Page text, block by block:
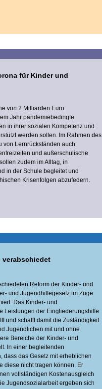
für Kinder und
von 2 Milliarden Euro
Jahr pandemiebedingte
in ihrer sozialen Kompetenz und
werden sollen. Im Rahmen des
von Lernrückständen auch
und außerschulische
zudem im Alltag, in
in der Schule begleitet und
Krisenfolgen abzufedern.
verabschiedet
Reform der Kinder- und
und Jugendhilfegesetz im Zuge
Das Kinder- und
Leistungen der Eingliederungshilfe
und schafft damit die Zuständigkeit
Jugendlichen mit und ohne
Bereiche der Kinder- und
In einer begleitenden
dass das Gesetz mit erheblichen
diese nicht tragen können. Er
vollständigen Kostenausgleich
Jugendsozialarbeit ergeben sich